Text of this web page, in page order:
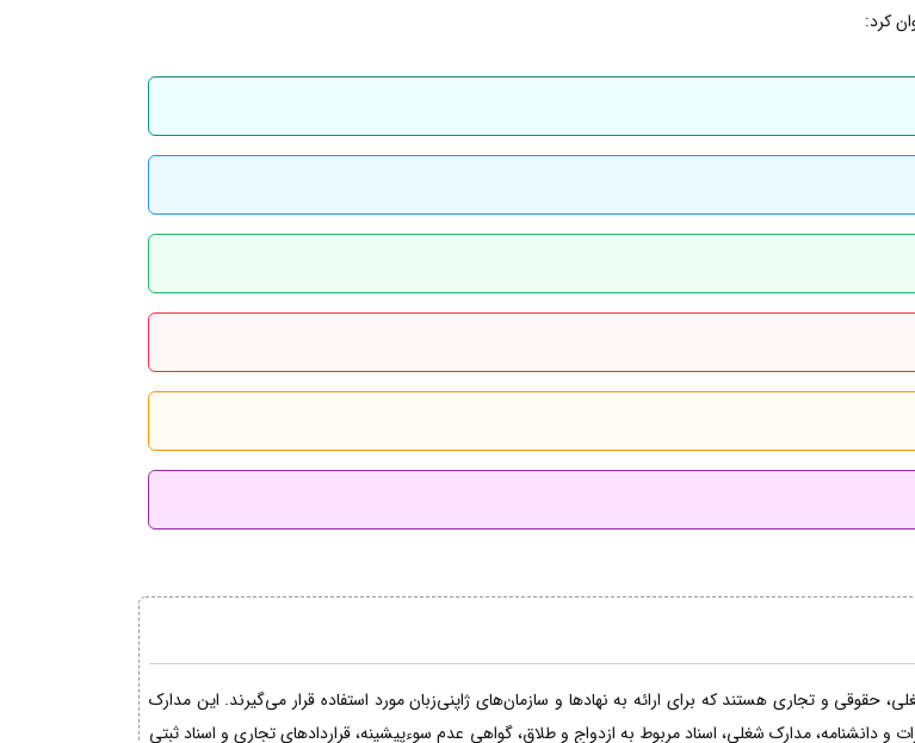
کرد:
حقوقی و تجاری هستند که برای ارائه به نهادها و سازمان‌های ژاپنی‌زبان مورد استفاده قرار می‌گیرند. این مدارک
و دانشنامه، مدارک شغلی، اسناد مربوط به ازدواج و طلاق، گواهی عدم سوءپیشینه، قراردادهای تجاری و اسناد ثبتی